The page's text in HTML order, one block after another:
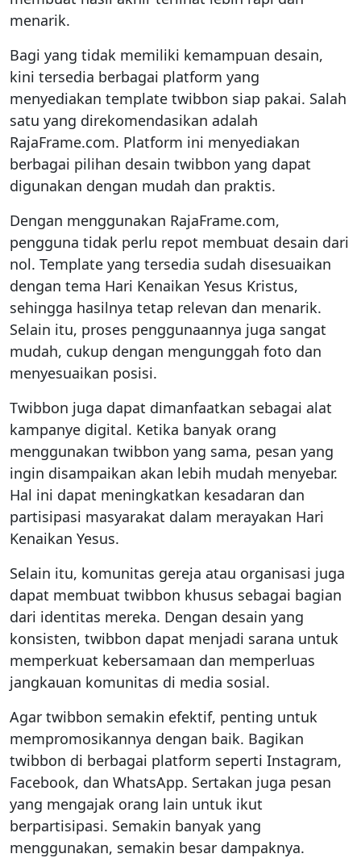
menarik.
Bagi yang tidak memiliki kemampuan desain,
kini tersedia berbagai platform yang
menyediakan template twibbon siap pakai. Salah
satu yang direkomendasikan adalah
RajaFrame.com. Platform ini menyediakan
berbagai pilihan desain twibbon yang dapat
digunakan dengan mudah dan praktis.
Dengan menggunakan RajaFrame.com,
pengguna tidak perlu repot membuat desain dari
nol. Template yang tersedia sudah disesuaikan
dengan tema Hari Kenaikan Yesus Kristus,
sehingga hasilnya tetap relevan dan menarik.
Selain itu, proses penggunaannya juga sangat
mudah, cukup dengan mengunggah foto dan
menyesuaikan posisi.
Twibbon juga dapat dimanfaatkan sebagai alat
kampanye digital. Ketika banyak orang
menggunakan twibbon yang sama, pesan yang
ingin disampaikan akan lebih mudah menyebar.
Hal ini dapat meningkatkan kesadaran dan
partisipasi masyarakat dalam merayakan Hari
Kenaikan Yesus.
Selain itu, komunitas gereja atau organisasi juga
dapat membuat twibbon khusus sebagai bagian
dari identitas mereka. Dengan desain yang
konsisten, twibbon dapat menjadi sarana untuk
memperkuat kebersamaan dan memperluas
jangkauan komunitas di media sosial.
Agar twibbon semakin efektif, penting untuk
mempromosikannya dengan baik. Bagikan
twibbon di berbagai platform seperti Instagram,
Facebook, dan WhatsApp. Sertakan juga pesan
yang mengajak orang lain untuk ikut
berpartisipasi. Semakin banyak yang
menggunakan, semakin besar dampaknya.